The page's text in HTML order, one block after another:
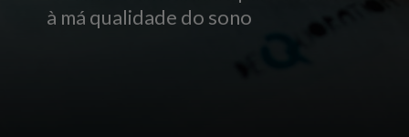
à má qualidade do sono